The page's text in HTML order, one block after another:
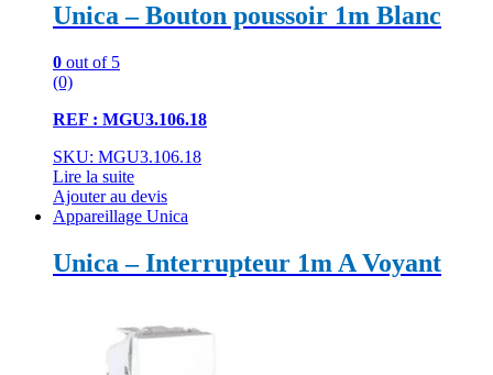
Unica – Bouton poussoir 1m Blanc
0 out of 5
(0)
REF : MGU3.106.18
SKU: MGU3.106.18
Lire la suite
Ajouter au devis
Appareillage Unica
Unica – Interrupteur 1m A Voyant